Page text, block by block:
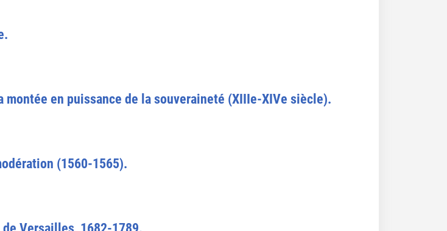
en puissance de la souveraineté (XIIIe-XIVe siècle).
(1560-1565).
de Versailles, 1682-1789.